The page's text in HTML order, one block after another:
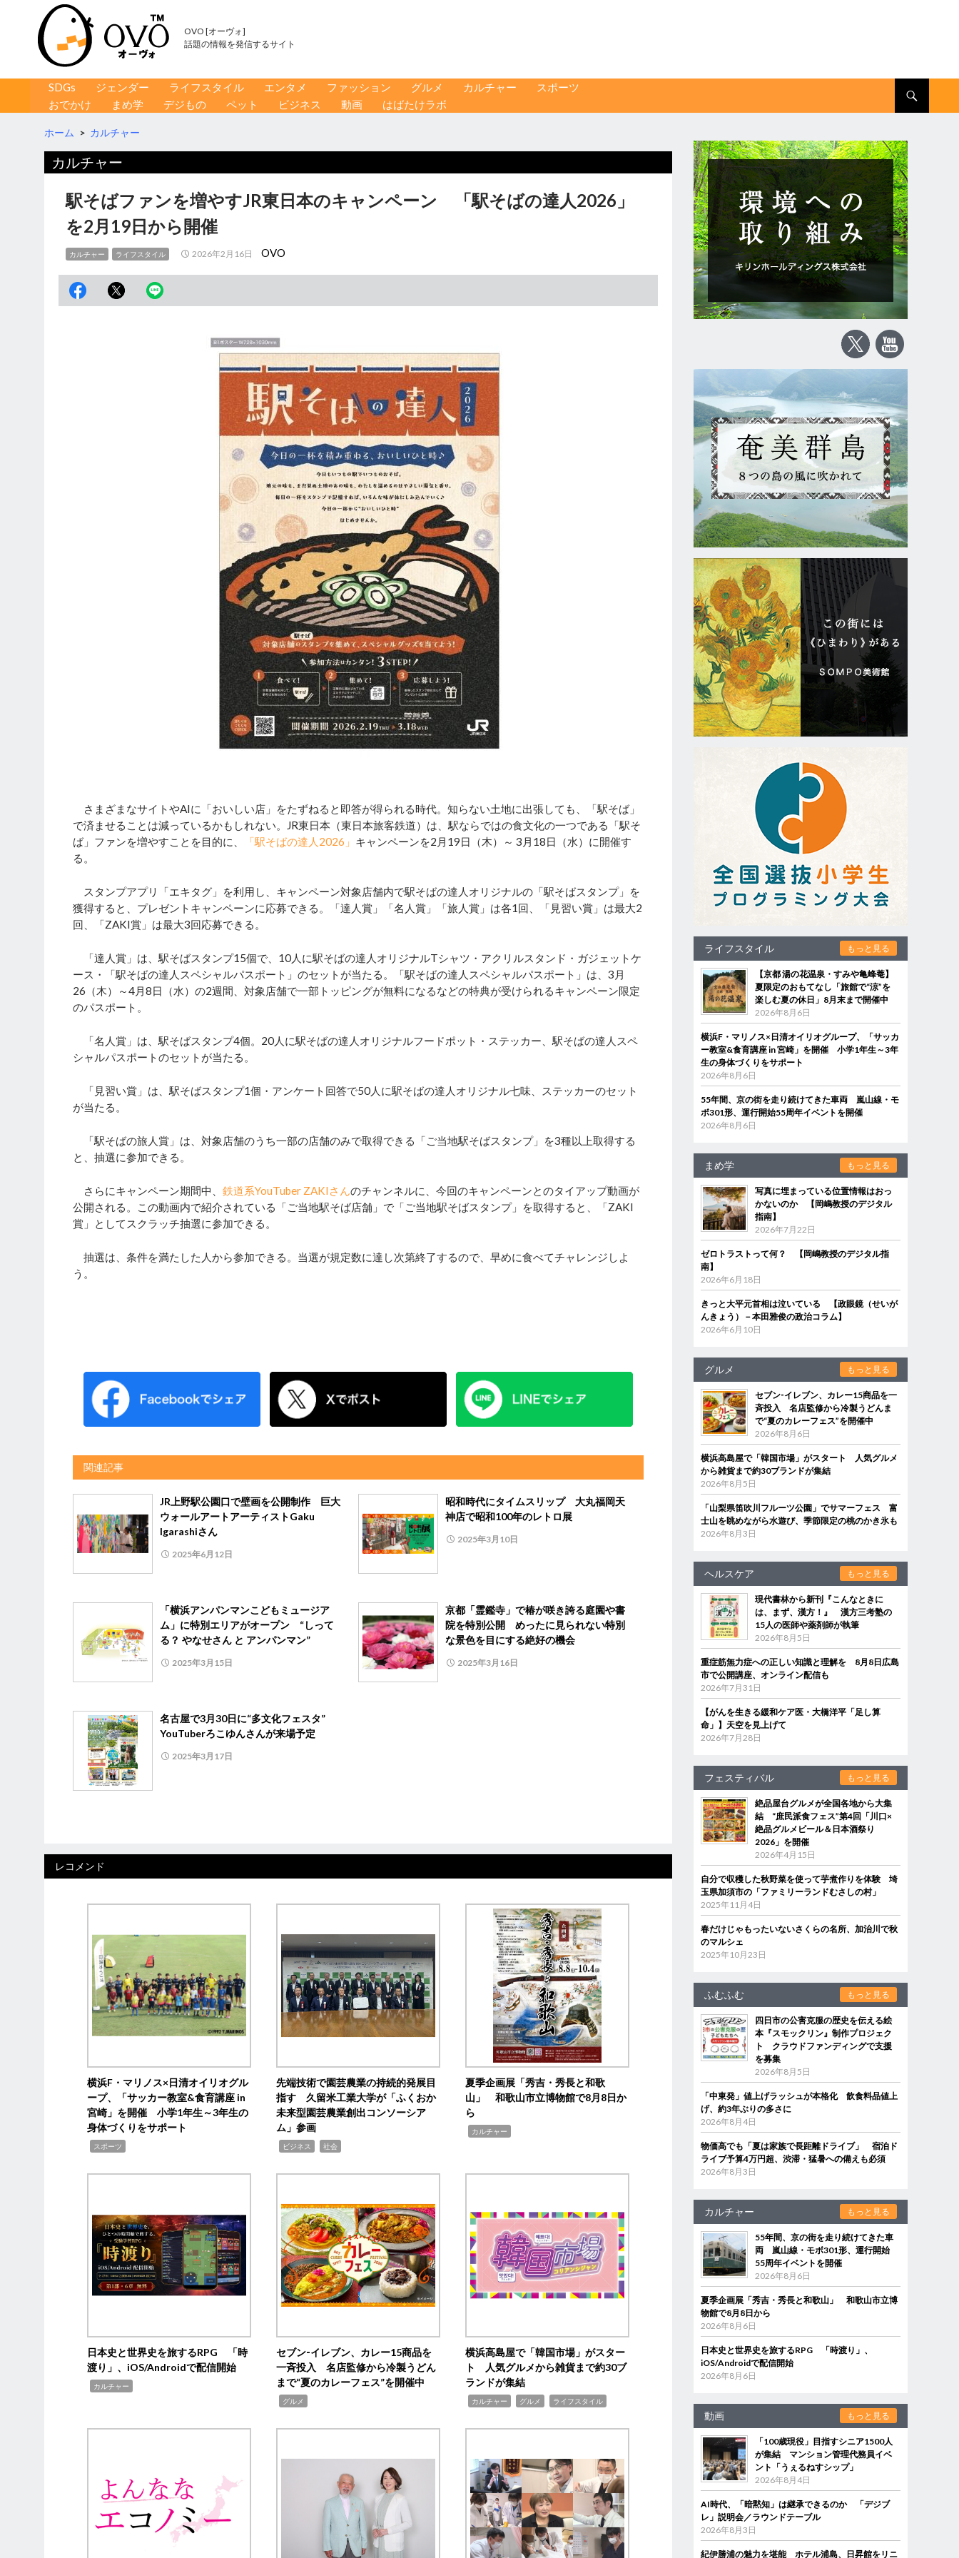
OVO [オーヴォ]
話題の情報を発信するサイト
コンテンツへ移動
SDGs ジェンダー ライフスタイル エンタメ ファッション グルメ カルチャー
スポーツ
おでかけ
まめ学 デジもの ペット ビジネス 動画 はばたけラボ
ホーム > カルチャー
カルチャー
駅そばファンを増やすJR東日本のキャンペーン 「駅そばの達人2026」
を2月19日から開催
カルチャー ライフスタイル 2026年2月16日 OVO
さまざまなサイトやAIに「おいしい店」をたずねると即答が得られる時代。知らない土地に出張しても、「駅そば」
で済ませることは減っているかもしれない。JR東日本（東日本旅客鉄道）は、駅ならではの食文化の一つである「駅そ
ば」ファンを増やすことを目的に、
「駅そばの達人2026」 キャンペーンを2月19日（木）～ 3月18日（水）に開催す
る。
スタンプアプリ「エキタグ」を利用し、キャンペーン対象店舗内で駅そばの達人オリジナルの「駅そばスタンプ」を
獲得すると、プレゼントキャンペーンに応募できる。「達人賞」「名人賞」「旅人賞」は各1回、「見習い賞」は最大2
回、「ZAKI賞」は最大3回応募できる。
「達人賞」は、駅そばスタンプ15個で、10人に駅そばの達人オリジナルTシャツ・アクリルスタンド・ガジェットケ
ース・「駅そばの達人スペシャルパスポート」のセットが当たる。「駅そばの達人スペシャルパスポート」は、3月
26（木）～4月8日（水）の2週間、対象店舗で一部トッピングが無料になるなどの特典が受けられるキャンペーン限定
のパスポート。
「名人賞」は、駅そばスタンプ4個。20人に駅そばの達人オリジナルフードポット・ステッカー、駅そばの達人スペ
シャルパスポートのセットが当たる。
「見習い賞」は、駅そばスタンプ1個・アンケート回答で50人に駅そばの達人オリジナル七味、ステッカーのセット
が当たる。
「駅そばの旅人賞」は、対象店舗のうち一部の店舗のみで取得できる「ご当地駅そばスタンプ」を3種以上取得する
と、抽選に参加できる。
さらにキャンペーン期間中、 鉄道系YouTuber ZAKIさんのチャンネルに、今回のキャンペーンとのタイアップ動画が
公開される。この動画内で紹介されている「ご当地駅そば店舗」で「ご当地駅そばスタンプ」を取得すると、「ZAKI
賞」としてスクラッチ抽選に参加できる。
抽選は、条件を満たした人から参加できる。当選が規定数に達し次第終了するので、早めに食べてチャレンジしよ
う。
関連記事
JR上野駅公園口で壁画を公開制作 巨大
ウォールアートアーティストGaku
Igarashiさん
2025年6月12日
昭和時代にタイムスリップ 大丸福岡天
神店で昭和100年のレトロ展
2025年3月10日
「横浜アンパンマンこどもミュージア
ム」に特別エリアがオープン “しって
る？ やなせさん と アンパンマン”
2025年3月15日
京都「霊鑑寺」で椿が咲き誇る庭園や書
院を特別公開 めったに見られない特別
な景色を目にする絶好の機会
2025年3月16日
名古屋で3月30日に“多文化フェスタ”
YouTuberろこゆんさんが来場予定
2025年3月17日
レコメンド
横浜F・マリノス×日清オイリオグル
ープ、「サッカー教室&食育講座 in
宮崎」を開催 小学1年生～3年生の
身体づくりをサポート
スポーツ
先端技術で園芸農業の持続的発展目
指す 久留米工業大学が「ふくおか
未来型園芸農業創出コンソーシア
ム」参画
ビジネス 社会
夏季企画展「秀吉・秀長と和歌
山」 和歌山市立博物館で8月8日か
ら
カルチャー
日本史と世界史を旅するRPG 「時
渡り」、iOS/Androidで配信開始
カルチャー
セブン‐イレブン、カレー15商品を
一斉投入 名店監修から冷製うどん
まで“夏のカレーフェス”を開催中
グルメ
横浜高島屋で「韓国市場」がスター
ト 人気グルメから雑貨まで約30ブ
ランドが集結
カルチャー グルメ ライフスタイル
ライフスタイル もっと見る
【京都 湯の花温泉・すみや亀峰菴】
夏限定のおもてなし「旅館で“涼”を
楽しむ夏の休日」8月末まで開催中
2026年8月6日
横浜F・マリノス×日清オイリオグループ、「サッカ
ー教室&食育講座 in 宮崎」を開催 小学1年生～3年
生の身体づくりをサポート
2026年8月6日
55年間、京の街を走り続けてきた車両 嵐山線・モ
ボ301形、運行開始55周年イベントを開催
2026年8月6日
まめ学 もっと見る
写真に埋まっている位置情報はおっ
かないのか 【岡嶋教授のデジタル
指南】
2026年7月22日
ゼロトラストって何？ 【岡嶋教授のデジタル指
南】
2026年6月18日
きっと大平元首相は泣いている 【政眼鏡（せいが
んきょう）－本田雅俊の政治コラム】
2026年6月10日
グルメ もっと見る
セブン‐イレブン、カレー15商品を一
斉投入 名店監修から冷製うどんま
で“夏のカレーフェス”を開催中
2026年8月6日
横浜高島屋で「韓国市場」がスタート 人気グルメ
から雑貨まで約30ブランドが集結
2026年8月5日
「山梨県笛吹川フルーツ公園」でサマーフェス 富
士山を眺めながら水遊び、季節限定の桃のかき氷も
2026年8月3日
ヘルスケア もっと見る
現代書林から新刊『こんなときに
は、まず、漢方！』 漢方三考塾の
15人の医師や薬剤師が執筆
2026年8月5日
重症筋無力症への正しい知識と理解を 8月8日広島
市で公開講座、オンライン配信も
2026年7月31日
【がんを生きる緩和ケア医・大橋洋平「足し算
命」】天空を見上げて
2026年7月28日
フェスティバル もっと見る
絶品屋台グルメが全国各地から大集
結 “庶民派食フェス”第4回「川口×
絶品グルメビール＆日本酒祭り
2026」を開催
2026年4月15日
自分で収穫した秋野菜を使って芋煮作りを体験 埼
玉県加須市の「ファミリーランドむさしの村」
2025年11月4日
春だけじゃもったいないさくらの名所、加治川で秋
のマルシェ
2025年10月23日
ふむふむ もっと見る
四日市の公害克服の歴史を伝える絵
本『スモックリン』制作プロジェク
ト クラウドファンディングで支援
を募集
2026年8月5日
「中東発」値上げラッシュが本格化 飲食料品値上
げ、約3年ぶりの多さに
2026年8月4日
物価高でも「夏は家族で長距離ドライブ」 宿泊ド
ライブ予算4万円超、渋滞・猛暑への備えも必須
2026年8月3日
カルチャー もっと見る
55年間、京の街を走り続けてきた車
両 嵐山線・モボ301形、運行開始
55周年イベントを開催
2026年8月6日
夏季企画展「秀吉・秀長と和歌山」 和歌山市立博
物館で8月8日から
2026年8月6日
日本史と世界史を旅するRPG 「時渡り」、
iOS/Androidで配信開始
2026年8月6日
動画 もっと見る
「100歳現役」目指すシニア1500人
が集結 マンション管理代務員イベ
ント「うぇるねすシップ」
2026年8月4日
AI時代、「暗黙知」は継承できるのか 「デジブ
レ」説明会／ラウンドテーブル
2026年8月3日
紀伊勝浦の魅力を堪能 ホテル浦島、日昇館をリニ